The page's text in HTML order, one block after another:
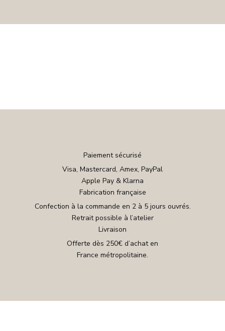
Paiement sécurisé
Visa, Mastercard, Amex, PayPal
Apple Pay & Klarna
Fabrication française
Confection à la commande en 2 à 5 jours ouvrés.
Retrait possible à l’atelier
Livraison
Offerte dès 250€ d’achat en
France métropolitaine.